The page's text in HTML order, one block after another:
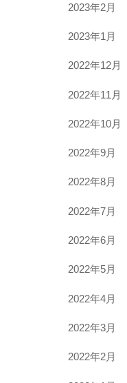
2023年2月
2023年1月
2022年12月
2022年11月
2022年10月
2022年9月
2022年8月
2022年7月
2022年6月
2022年5月
2022年4月
2022年3月
2022年2月